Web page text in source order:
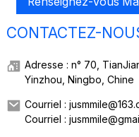
CONTACTEZ-
Adresse : n° 70,
Yinzhou, Ningbo, Chine
Courriel :
Courriel :